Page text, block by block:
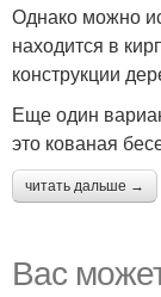
Однако можно
находится в
конструкции
Еще один
это кованая
читать дальше →
Вас